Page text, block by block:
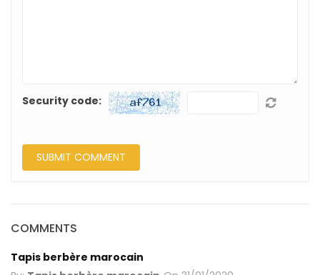
Security code:
COMMENTS
Tapis berbère marocain